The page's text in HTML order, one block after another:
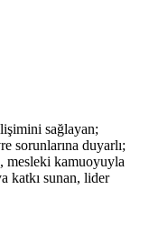
sağlayan;
sorunlarına duyarlı;
mesleki kamuoyuyla
katkı sunan, lider